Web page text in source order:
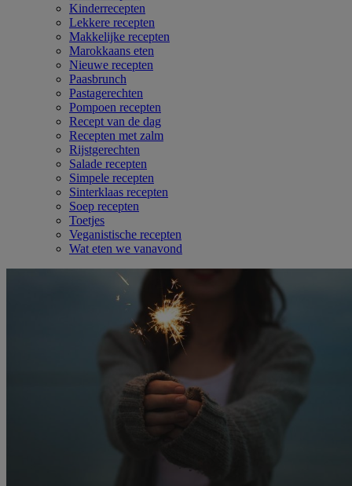
Kinderrecepten
Lekkere recepten
Makkelijke recepten
Marokkaans eten
Nieuwe recepten
Paasbrunch
Pastagerechten
Pompoen recepten
Recept van de dag
Recepten met zalm
Rijstgerechten
Salade recepten
Simpele recepten
Sinterklaas recepten
Soep recepten
Toetjes
Veganistische recepten
Wat eten we vanavond